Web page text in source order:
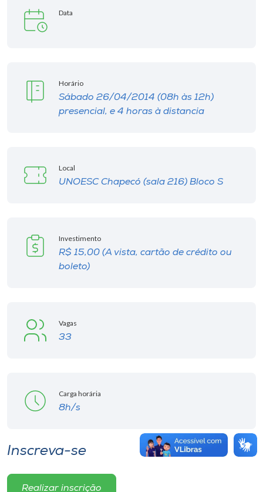
Unoesc
Store
o idioma
Data
Horário
Sábado 26/04/2014 (08h às 12h)
presencial, e 4 horas à distancia
Local
UNOESC Chapecó (sala 216) Bloco S
Investimento
R$ 15,00 (A vista, cartão de crédito ou
boleto)
Vagas
33
Carga horária
8h/s
Inscreva-se
Realizar inscrição